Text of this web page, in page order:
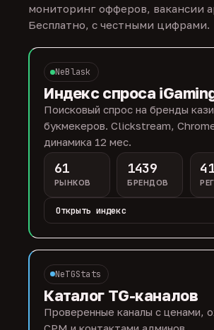
мониторинг офферов, вакансии
Бесплатно, с честными цифрами.
NeBlask
Индекс спроса
Поисковый спрос на бренды
букмекеров. Clickstream,
динамика 12 мес.
61
РЫНКОВ
1439
БРЕНДОВ
Открыть индекс
NeTGStats
Каталог TG-каналов
Проверенные каналы с ценами,